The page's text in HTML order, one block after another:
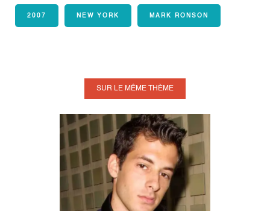
2007 NEW YORK MARK RONSON
SUR LE MÊME THÈME